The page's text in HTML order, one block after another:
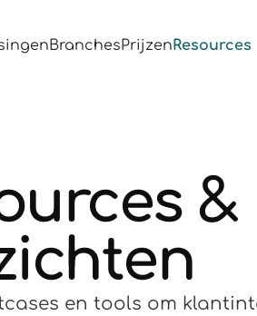
BranchesPrijzenResources
&
en tools om